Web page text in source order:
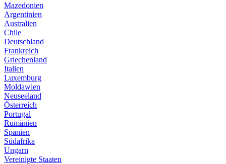
Mazedonien
Argentinien
Australien
Chile
Deutschland
Frankreich
Griechenland
Italien
Luxemburg
Moldawien
Neuseeland
Österreich
Portugal
Rumänien
Spanien
Südafrika
Ungarn
Vereinigte Staaten